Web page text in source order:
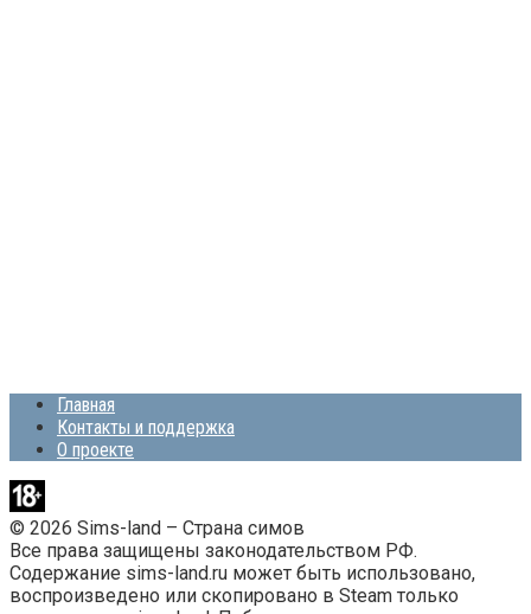
Главная
Контакты и поддержка
О проекте
© 2026 Sims-land – Страна симов
Все права защищены законодательством РФ.
Содержание sims-land.ru может быть использовано,
воспроизведено или скопировано в Steam только